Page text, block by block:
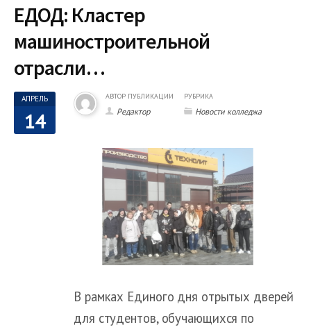
ЕДОД: Кластер
машиностроительной
отрасли…
АПРЕЛЬ
14
АВТОР ПУБЛИКАЦИИ
Редактор
РУБРИКА
Новости колледжа
В рамках Единого дня отрытых дверей
для студентов, обучающихся по